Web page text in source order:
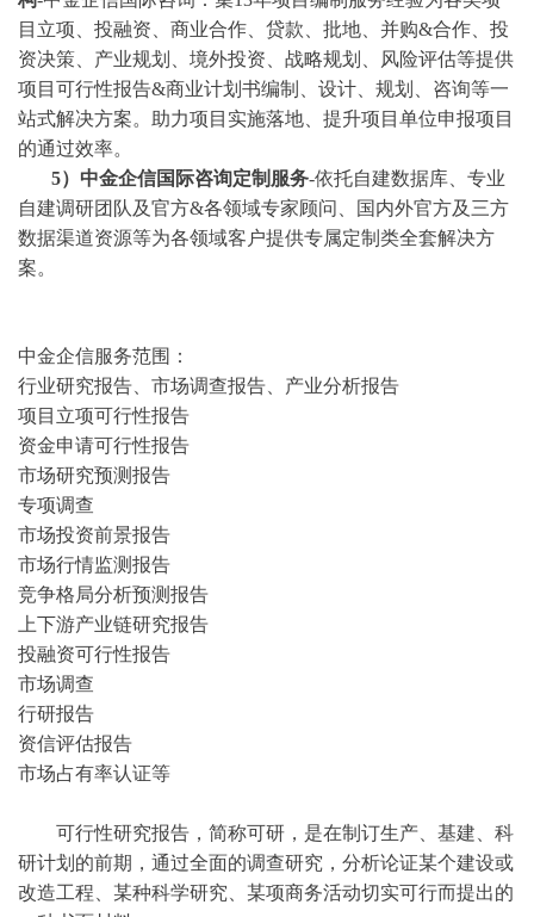
目立项、投融资、商业合作、贷款、批地、并购&合作、投
资决策、产业规划、境外投资、战略规划、风险评估等提供
项目可行性报告&商业计划书编制、设计、规划、咨询等一
站式解决方案。助力项目实施落地、提升项目单位申报项目
的通过效率。
5）中金企信国际咨询定制服务-依托自建数据库、专业
自建调研团队及官方&各领域专家顾问、国内外官方及三方
数据渠道资源等为各领域客户提供专属定制类全套解决方
案。
中金企信服务范围：
行业研究报告、市场调查报告、产业分析报告
项目立项可行性报告
资金申请可行性报告
市场研究预测报告
专项调查
市场投资前景报告
市场行情监测报告
竞争格局分析预测报告
上下游产业链研究报告
投融资可行性报告
市场调查
行研报告
资信评估报告
市场占有率认证等
可行性研究报告，简称可研，是在制订生产、基建、科
研计划的前期，通过全面的调查研究，分析论证某个建设或
改造工程、某种科学研究、某项商务活动切实可行而提出的